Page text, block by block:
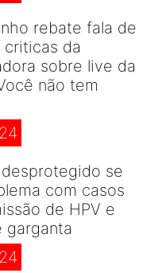
rebate fala de
criticas da
sobre live da
não tem
se
com casos
de HPV e
garganta